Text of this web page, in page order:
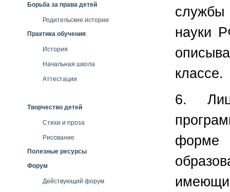
Борьба за права детей
Родительские истории
Практика обучения
История
Начальная школа
Аттестации
Творчество детей
Стихи и проза
Рисование
Полезные ресурсы
Форум
Действующий форум
науки
классе.
6.
форме